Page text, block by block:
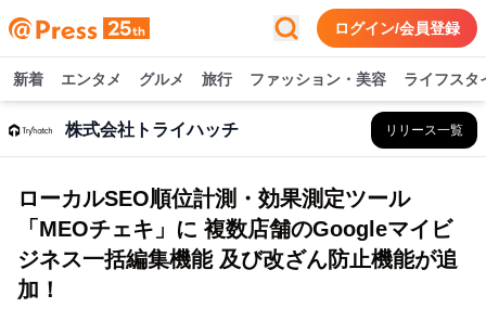
ログイン/会員登録
新着 エンタメ グルメ 旅行 ファッション・美容 ライフスタ
株式会社トライハッチ リリース一覧
ローカルSEO順位計測・効果測定ツール
「MEOチェキ」に 複数店舗のGoogleマイビ
ジネス一括編集機能 及び改ざん防止機能が追
加！